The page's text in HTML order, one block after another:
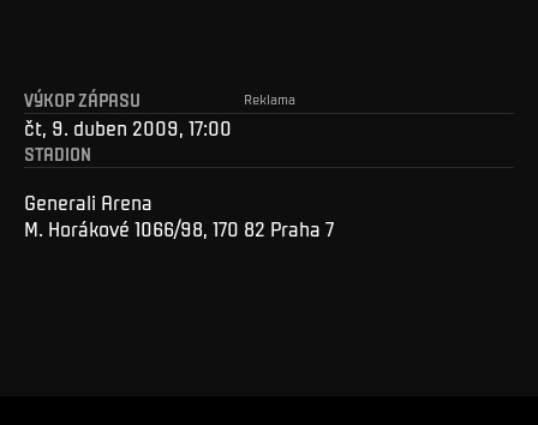
Reklama
VÝKOP ZÁPASU
čt, 9. duben 2009, 17:00
STADION
Generali Arena
M. Horákové 1066/98, 170 82 Praha 7